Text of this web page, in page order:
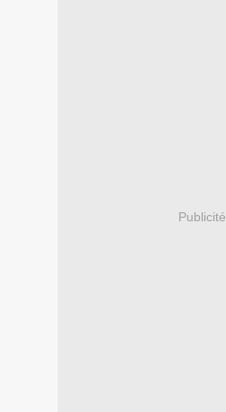
Publicité